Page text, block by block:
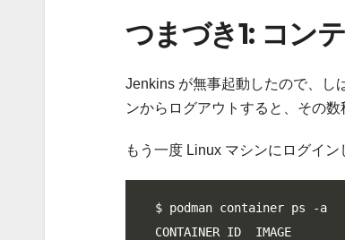
つまづき1: コン
Jenkins が無事起動したので、し
ンからログアウトすると、その
もう一度 Linux マシンにログイ
$ podman container ps -a
CONTAINER ID  IMAGE